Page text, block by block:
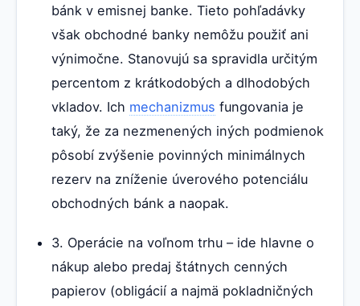
bánk v emisnej banke. Tieto pohľadávky
však obchodné banky nemôžu použiť ani
výnimočne. Stanovujú sa spravidla určitým
percentom z krátkodobých a dlhodobých
vkladov. Ich mechanizmus fungovania je
taký, že za nezmenených iných podmienok
pôsobí zvýšenie povinných minimálnych
rezerv na zníženie úverového potenciálu
obchodných bánk a naopak.
3. Operácie na voľnom trhu – ide hlavne o
nákup alebo predaj štátnych cenných
papierov (obligácií a najmä pokladničných